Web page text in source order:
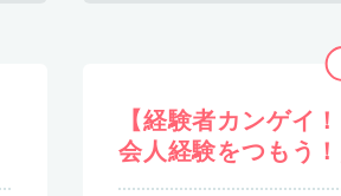
【経験者カンゲイ
会人経験をつもう